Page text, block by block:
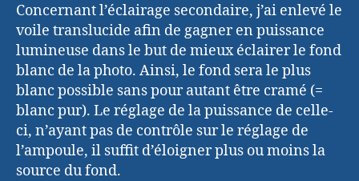
Concernant l’éclairage secondaire, j’ai enlevé le
voile translucide afin de gagner en puissance
lumineuse dans le but de mieux éclairer le fond
blanc de la photo. Ainsi, le fond sera le plus
blanc possible sans pour autant être cramé (=
blanc pur). Le réglage de la puissance de celle-
ci, n’ayant pas de contrôle sur le réglage de
l’ampoule, il suffit d’éloigner plus ou moins la
source du fond.